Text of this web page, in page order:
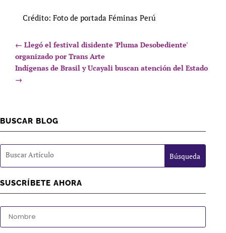
Crédito: Foto de portada Féminas Perú
← Llegó el festival disidente 'Pluma Desobediente'
organizado por Trans Arte
Indígenas de Brasil y Ucayali buscan atención del Estado
→
BUSCAR BLOG
SUSCRÍBETE AHORA